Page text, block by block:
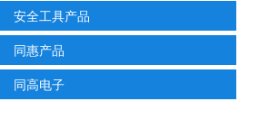
安全工具产品
同惠产品
同高电子